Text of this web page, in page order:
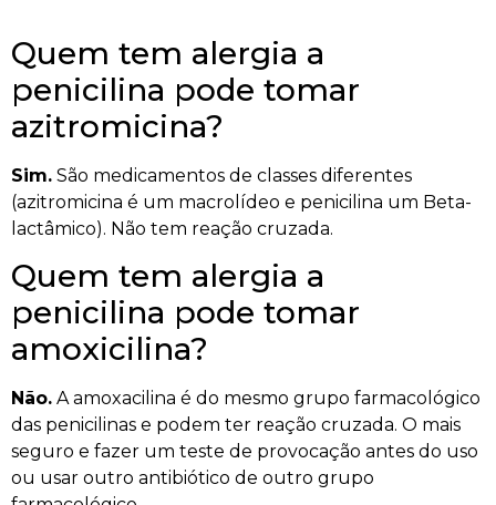
Quem tem alergia a
penicilina pode tomar
azitromicina?
Sim. São medicamentos de classes diferentes
(azitromicina é um macrolídeo e penicilina um Beta-
lactâmico). Não tem reação cruzada.
Quem tem alergia a
penicilina pode tomar
amoxicilina?
Não. A amoxacilina é do mesmo grupo farmacológico
das penicilinas e podem ter reação cruzada. O mais
seguro e fazer um teste de provocação antes do uso
ou usar outro antibiótico de outro grupo